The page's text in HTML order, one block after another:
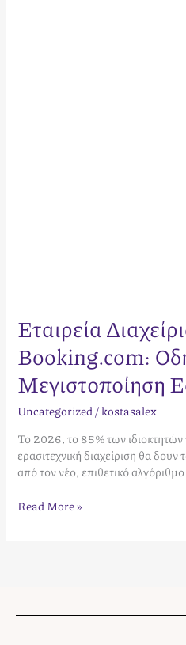
Εταιρεία
Booking.com:
Μεγιστοποίηση
Uncategorized/kostasalex
Το 2026, το 85% των
ερασιτεχνική διαχείριση θα
από τον νέο, επιθετικό
Read More »